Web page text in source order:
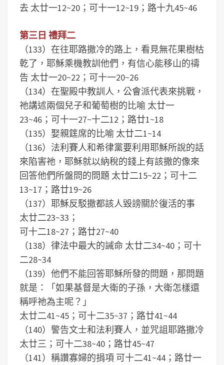
去 太廿一12~20；可十一12~19；路十九45~46
第三日 禮拜二
（133）在往耶路撒冷的路上，看見無花果樹枯
乾了，耶穌乘機教訓他們，有信心能移山的禱
告 太廿一20~22；可十一20~26
（134）在聖殿中教訓人，公會派代表來挑戰，
祂講述兩個兒子和葡萄樹的比喻 太廿一
23~46；可十一27~十二12；路廿1~18
（135）娶親筳席的比喻 太廿二1~14
（136）法利賽人和希律黨要利用耶穌所說的話
來陷害祂，耶穌就以納稅的錢上有該撒的像來
回答他們所盤問的問題 太廿二15~22；可十二
13~17；路廿19~26
（137）耶穌反駁撒都該人毀謗關於復活的事
太廿二23~33；
可十二18~27；路廿27~40
（138）律法中最大的誡命 太廿二34~40；可十
二28~34
（139）他們不能回答耶穌所發的問題，那問題
就是：「如果基督是大衛的子孫，大衛怎樣還
稱呼祂為主呢？」
太廿二41~45；可十二35~37；路廿41~44
（140）警告文士和法利賽人，並咒詛耶路撒冷
太廿三；可十二38~40；路廿45~47
（141）稱讚寡婦的捐項 可十二41~44；路廿一